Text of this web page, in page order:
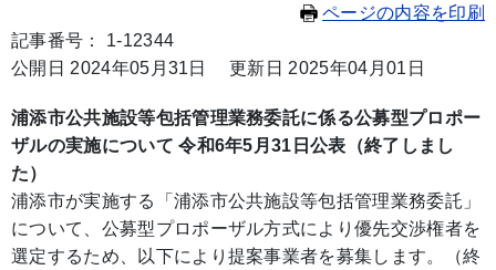
ページの内容を印刷
記事番号： 1-12344
公開日 2024年05月31日
更新日 2025年04月01日
浦添市公共施設等包括管理業務委託に係る公募型プロポー
ザルの実施について 令和6年5月31日公表（終了しまし
た）
浦添市が実施する「浦添市公共施設等包括管理業務委託」
について、公募型プロポーザル方式により優先交渉権者を
選定するため、以下により提案事業者を募集します。（終